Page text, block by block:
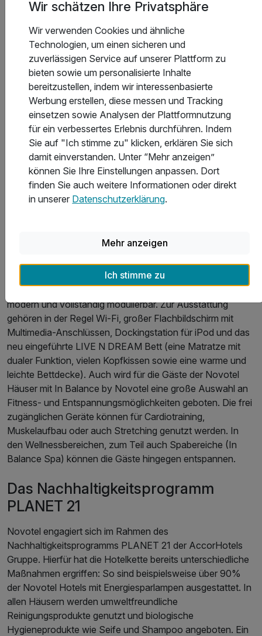
Hotels in 60 Ländern am weltweiten Green Globe
Umweltschutz-Zertifizierungsprogramm teilnehmen.
Die Ausstattung der Novotel Häuser
Die mehr als 400 Novotel Hotels sind ideal für Ferien oder
ein Wochenende mit der Familie. Darüber hinaus hat sich
die Hotelkette auch auf Tagungen und Konferenzen
spezialisiert. Außerdem sind die meisten Novotel Hotels in
der Regel mit mindestens einem hoteleigenen Restaurant,
einer Bar und einem Café ausgestattet. Das reichhaltige
Frühstück können die Gäste ganz individuell nach ihren
Bedürfnissen einnehmen: Entweder direkt vom Buffet,
schnell auf die Hand oder direkt aufs Zimmer. In den
hingegen wird eine große und abwechslungsreiche
Auswahl an regionalen und internationalen Gerichten, die
der einfachen, modernen und ausgewogenen Küche
entsprechen, angeboten. Die Zimmer selbst sind geräumig,
modern und vollständig modulierbar. Zur Ausstattung
gehören in der Regel Wi-Fi, großer Flachbildschirm mit
Multimedia-Anschlüssen, Dockingstation für iPod und das
neu eingeführte LIVE N DREAM Bett (eine Matratze mit
dualer Funktion, vielen Kopfkissen sowie eine warme und
leichte Bettdecke). Auch wird für die Gäste der Novotel
Häuser mit In Balance by Novotel eine große Auswahl an
Fitness- und Entspannungsmöglichkeiten geboten. Die frei
zugänglichen Geräte können für Cardiotraining,
Muskelaufbau oder auch Stretching genutzt werden. In
den Wellnessbereichen, zum Teil auch Spabereiche (In
Balance Spa) können die Gäste hingegen entspannen.
Das Nachhaltigkeitsprogramm
PLANET 21
Novotel engagiert sich im Rahmen des
Nachhaltigkeitsprogramms PLANET 21 der AccorHotels
Gruppe. Hierfür hat die Hotelkette bereits unterschiedliche
Maßnahmen ergriffen: So sind beispielsweise über 90%
der Novotel Hotels mit Energiesparlampen ausgestattet. In
allen Häusern werden umweltfreundliche
Reinigungsprodukte genutzt und biologische
Hygieneprodukte wie Seife und Shampoo angeboten. Ein
Wir schätzen Ihre Privatsphäre
Wir verwenden Cookies und ähnliche
Technologien, um einen sicheren und
zuverlässigen Service auf unserer Plattform zu
bieten sowie um personalisierte Inhalte
bereitzustellen, indem wir interessenbasierte
Werbung erstellen, diese messen und Tracking
einsetzen sowie Analysen der Plattformnutzung
für ein verbessertes Erlebnis durchführen. Indem
Sie auf "Ich stimme zu" klicken, erklären Sie sich
damit einverstanden. Unter “Mehr anzeigen”
können Sie Ihre Einstellungen anpassen. Dort
finden Sie auch weitere Informationen oder direkt
in unserer Datenschutzerklärung.
Mehr anzeigen
Ich stimme zu